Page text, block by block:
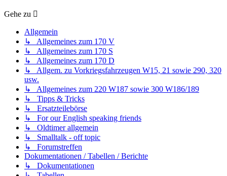
Gehe zu
Allgemein
↳ Allgemeines zum 170 V
↳ Allgemeines zum 170 S
↳ Allgemeines zum 170 D
↳ Allgem. zu Vorkriegsfahrzeugen W15, 21 sowie 290, 320
usw.
↳ Allgemeines zum 220 W187 sowie 300 W186/189
↳ Tipps & Tricks
↳ Ersatzteilebörse
↳ For our English speaking friends
↳ Oldtimer allgemein
↳ Smalltalk - off topic
↳ Forumstreffen
Dokumentationen / Tabellen / Berichte
↳ Dokumentationen